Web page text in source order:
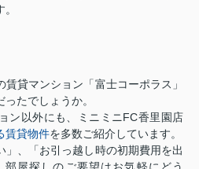
貸マンション「富士コーポラス」
たでしょうか。
ン以外にも、ミニミニFC香里園店
賃貸物件を多数ご紹介しています。
」、「お引っ越し時の初期費用を出